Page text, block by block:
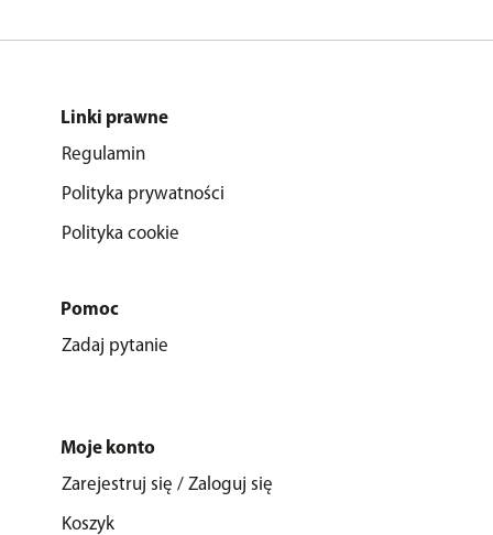
Linki prawne
Regulamin
Polityka prywatności
Polityka cookie
Pomoc
Zadaj pytanie
Moje konto
Zarejestruj się / Zaloguj się
Koszyk